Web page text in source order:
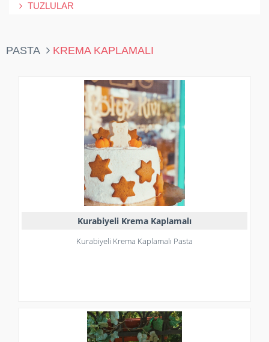
TUZLULAR
PASTA KREMA KAPLAMALI
Kurabiyeli Krema Kaplamalı
Kurabiyeli Krema Kaplamalı Pasta